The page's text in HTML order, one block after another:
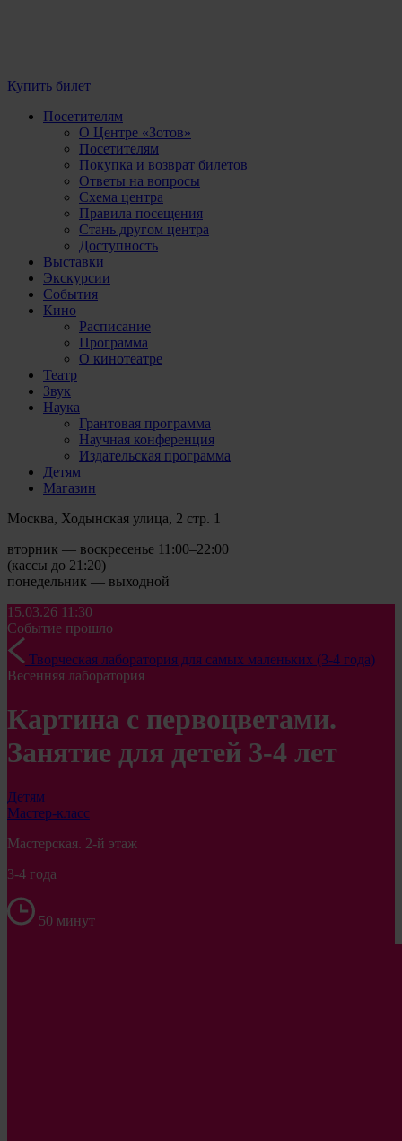
Купить билет
Посетителям
О Центре «Зотов»
Посетителям
Покупка и возврат билетов
Ответы на вопросы
Схема центра
Правила посещения
Стань другом центра
Доступность
Выставки
Экскурсии
События
Кино
Расписание
Программа
О кинотеатре
Театр
Звук
Наука
Грантовая программа
Научная конференция
Издательская программа
Детям
Магазин
Москва, Ходынская улица, 2 стр. 1
вторник — воскресенье 11:00–22:00
(кассы до 21:20)
понедельник — выходной
15.03.26 11:30
Событие прошло
Творческая лаборатория для самых маленьких (3-4 года)
Весенняя лаборатория
Картина с первоцветами.
Занятие для детей 3-4 лет
Детям
Мастер-класс
Мастерская. 2-й этаж
3-4 года
50 минут